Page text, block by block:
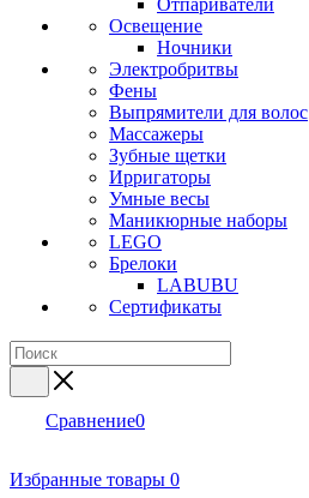
Отпариватели
Освещение
Ночники
Электробритвы
Фены
Выпрямители для волос
Массажеры
Зубные щетки
Ирригаторы
Умные весы
Маникюрные наборы
LEGO
Брелоки
LABUBU
Сертификаты
Сравнение0
Избранные товары 0